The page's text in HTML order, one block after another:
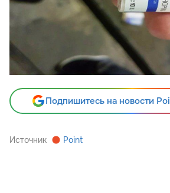
Подпишитесь на новости
Источник Point